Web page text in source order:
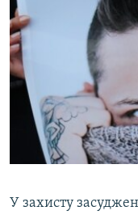
СПЕЦПРОЕКТИ
ВІДЕОУРОКИ «ELIFBE»
СВІДЧЕННЯ ОКУПАЦІЇ
УКРАЇНСЬКА
ІНФОГРАФІКА
ЯК ОБІЙТИ
Русский
Qırımtatar
ДОЛУЧАЙСЯ!
У захисту